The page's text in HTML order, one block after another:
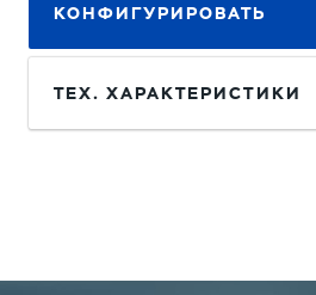
КОНФИГУРИРОВАТЬ
ТЕХ. ХАРАКТЕРИСТИКИ